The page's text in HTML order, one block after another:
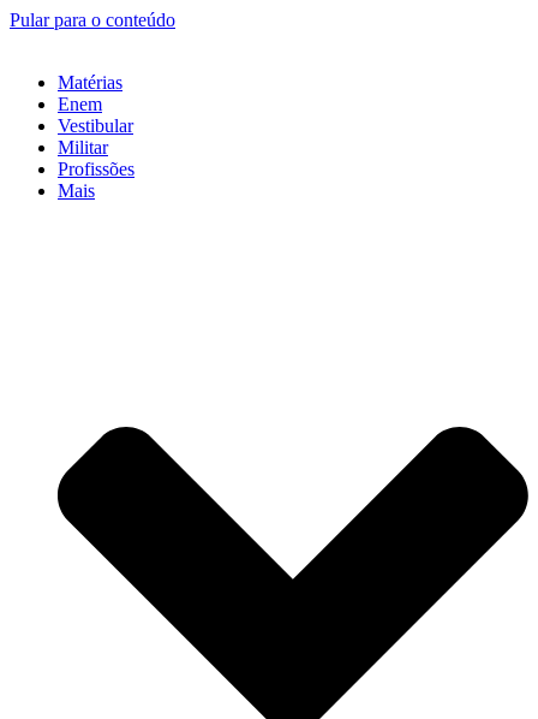
Pular para o conteúdo
Matérias
Enem
Vestibular
Militar
Profissões
Mais